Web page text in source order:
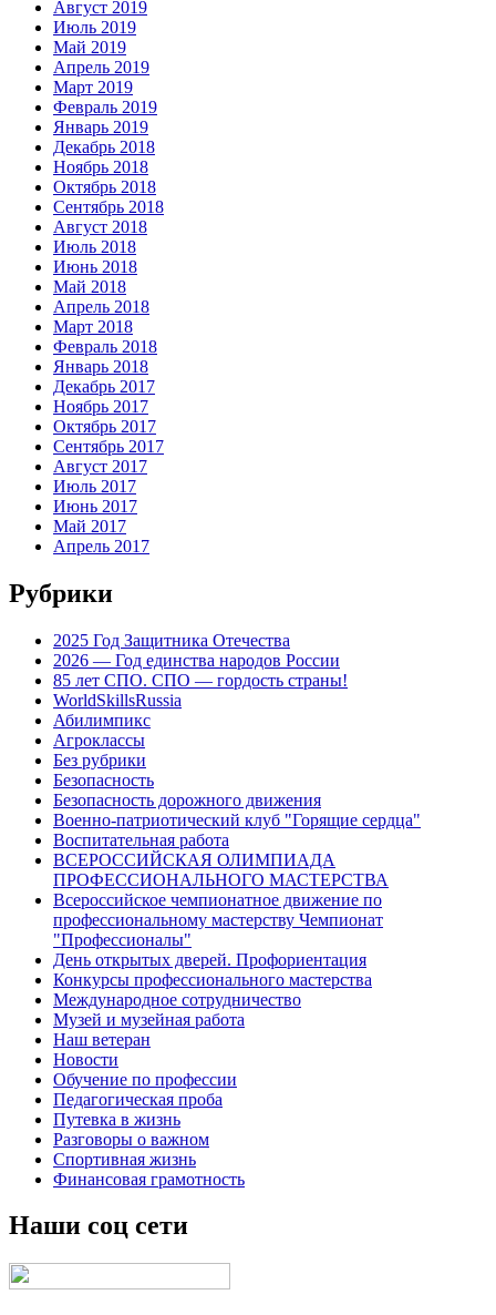
Август 2019
Июль 2019
Май 2019
Апрель 2019
Март 2019
Февраль 2019
Январь 2019
Декабрь 2018
Ноябрь 2018
Октябрь 2018
Сентябрь 2018
Август 2018
Июль 2018
Июнь 2018
Май 2018
Апрель 2018
Март 2018
Февраль 2018
Январь 2018
Декабрь 2017
Ноябрь 2017
Октябрь 2017
Сентябрь 2017
Август 2017
Июль 2017
Июнь 2017
Май 2017
Апрель 2017
Рубрики
2025 Год Защитника Отечества
2026 — Год единства народов России
85 лет СПО. СПО — гордость страны!
WorldSkillsRussia
Абилимпикс
Агроклассы
Без рубрики
Безопасность
Безопасность дорожного движения
Военно-патриотический клуб "Горящие сердца"
Воспитательная работа
ВСЕРОССИЙСКАЯ ОЛИМПИАДА
ПРОФЕССИОНАЛЬНОГО МАСТЕРСТВА
Всероссийское чемпионатное движение по
профессиональному мастерству Чемпионат
"Профессионалы"
День открытых дверей. Профориентация
Конкурсы профессионального мастерства
Международное сотрудничество
Музей и музейная работа
Наш ветеран
Новости
Обучение по профессии
Педагогическая проба
Путевка в жизнь
Разговоры о важном
Спортивная жизнь
Финансовая грамотность
Наши соц сети